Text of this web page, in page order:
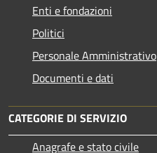
Enti e fondazioni
Politici
Personale Amministrativo
Documenti e dati
CATEGORIE DI SERVIZIO
Anagrafe e stato civile